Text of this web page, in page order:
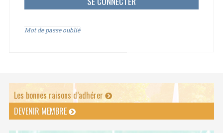
Mot de passe oublié
Les bonnes raisons d’adhérer
DEVENIR MEMBRE